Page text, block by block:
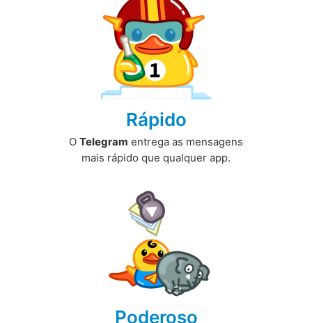
Rápido
O Telegram entrega as mensagens
mais rápido que qualquer app.
Poderoso